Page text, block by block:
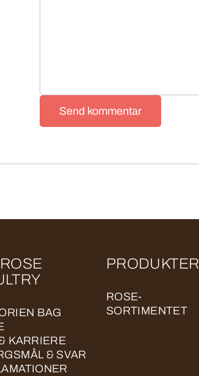
Send kommentar
BAG
KARRIERE
& SVAR
PRODUKTER
ROSE-
SORTIMENTET